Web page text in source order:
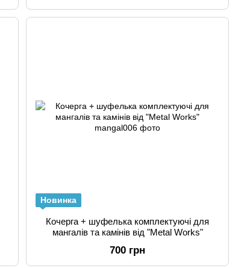
Новинка
Кочерга + шуфелька комплектуючі для
мангалів та камінів від "Metal Works"
700 грн